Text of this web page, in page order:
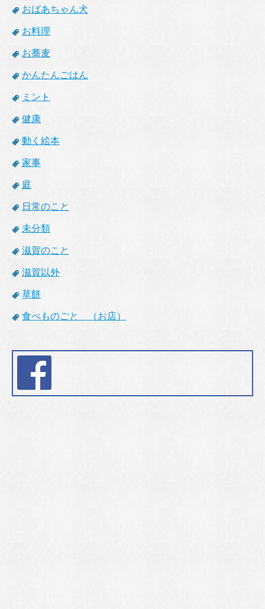
おばあちゃん犬
お料理
お蕎麦
かんたんごはん
ミント
健康
動く絵本
家事
庭
日常のこと
未分類
滋賀のこと
滋賀以外
草餅
食べものごと （お店）